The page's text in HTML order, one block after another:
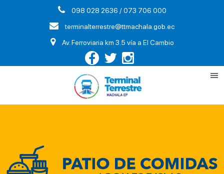
098 028 2636 / 073 706 000
terminalterrestre@ttmachala.gob.ec
Av. Ferroviaria km 3.5 vía a El Cambio